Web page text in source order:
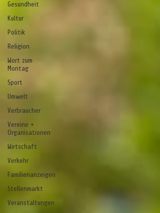
Gesundheit
Kultur
Politik
Religion
Wort zum
Montag
Sport
Umwelt
Verbraucher
Vereine +
Organisationen
Wirtschaft
Verkehr
Familienanzeigen
Stellenmarkt
Veranstaltungen